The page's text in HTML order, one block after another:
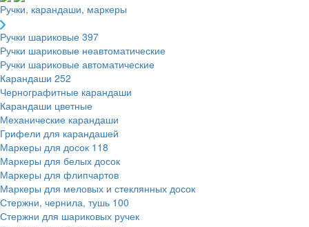
Ручки, карандаши, маркеры
Ручки шариковые 397
Ручки шариковые неавтоматические
Ручки шариковые автоматические
Карандаши 252
Чернографитные карандаши
Карандаши цветные
Механические карандаши
Грифели для карандашей
Маркеры для досок 118
Маркеры для белых досок
Маркеры для флипчартов
Маркеры для меловых и стеклянных досок
Стержни, чернила, тушь 100
Стержни для шариковых ручек